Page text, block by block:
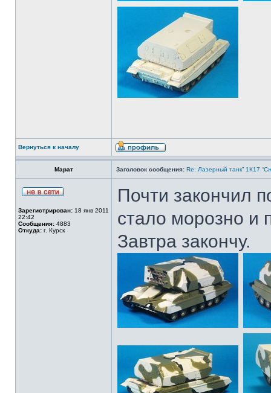
Вернуться к началу
Марат Заголовок сообщения: Re: Лазерный танк” 1К17
Зарегистрирован: 18 янв 2011
22:42
Сообщения: 4883
Откуда: г. Курск
Почти закончил
стало морозно и
Завтра закончу.